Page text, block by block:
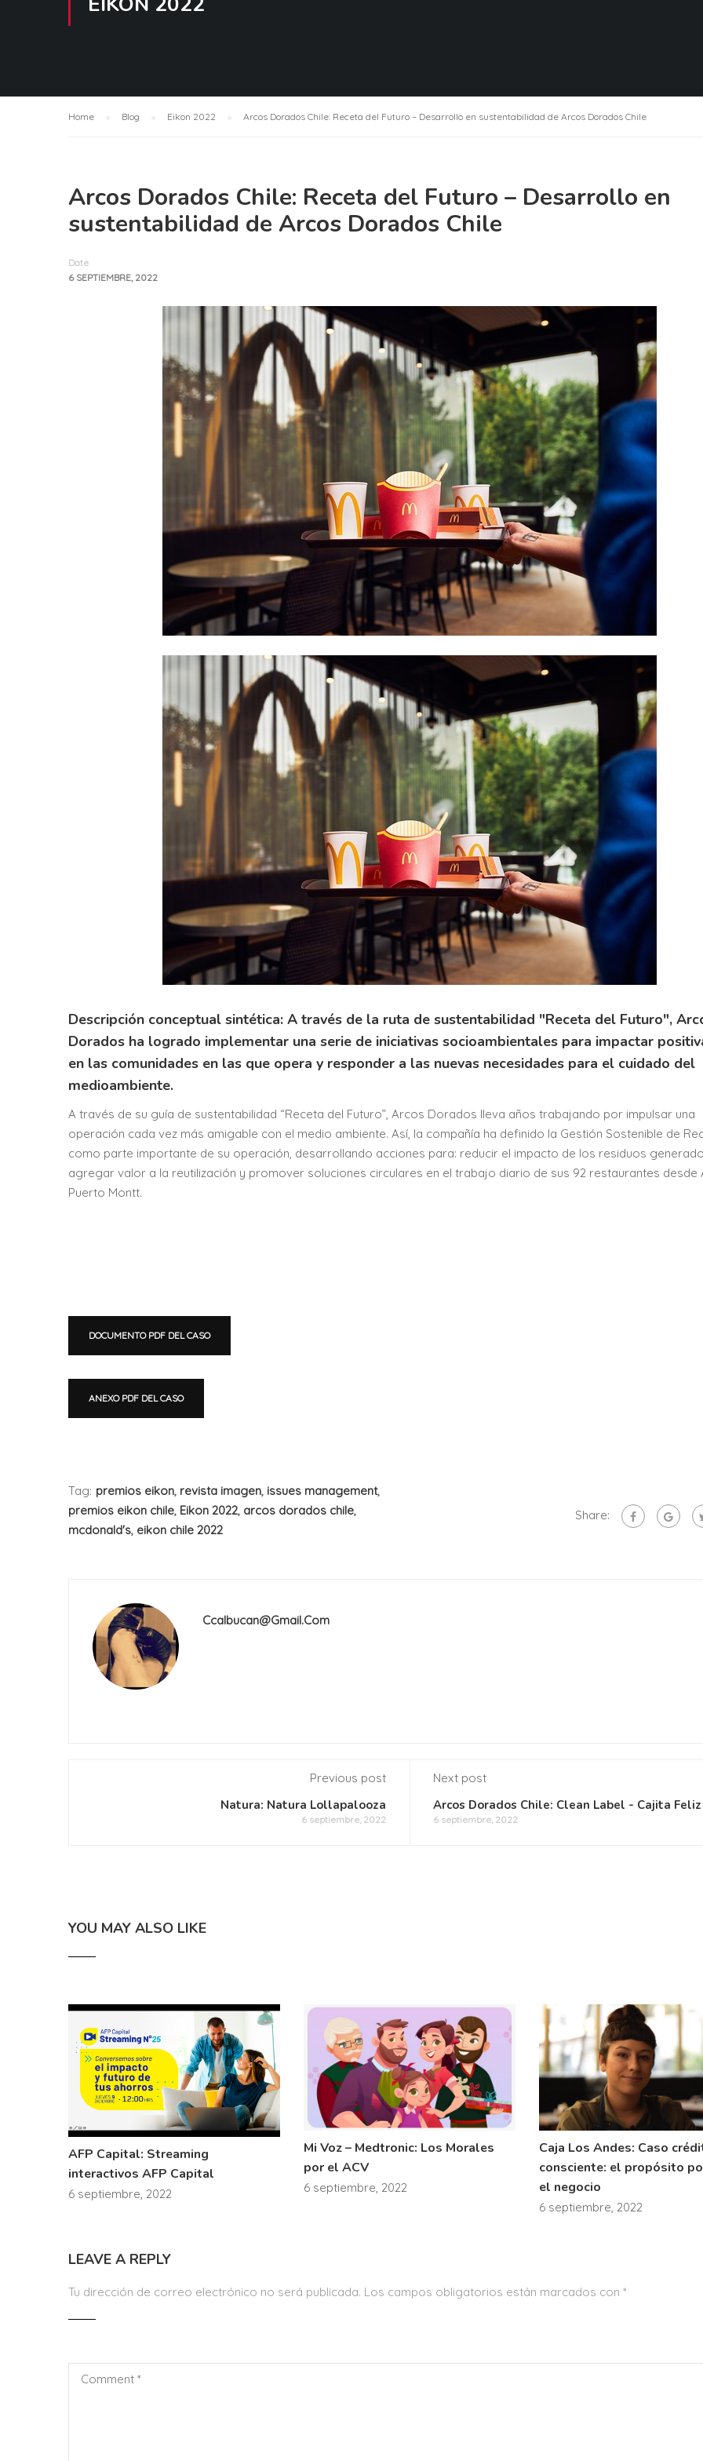
Home Blog Eikon 2022 Arcos Dorados Chile: Receta del Futuro – Desarrollo en sustentabilidad de Arcos Dorados Chile
Arcos Dorados Chile: Receta del Futuro – Desarrollo en
sustentabilidad de Arcos Dorados Chile
Date
6 SEPTIEMBRE, 2022
Descripción conceptual sintética: A través de la ruta de sustentabilidad "Receta del Futuro",
Dorados ha logrado implementar una serie de iniciativas socioambientales para impactar
en las comunidades en las que opera y responder a las nuevas necesidades para el cuidado del
medioambiente.
A través de su guía de sustentabilidad “Receta del Futuro”, Arcos Dorados lleva años trabajando por impulsar una
operación cada vez más amigable con el medio ambiente. Así, la compañía ha definido la Gestión Sostenible de
como parte importante de su operación, desarrollando acciones para: reducir el impacto de los residuos
agregar valor a la reutilización y promover soluciones circulares en el trabajo diario de sus 92 restaurantes desde
Puerto Montt.
DOCUMENTO PDF DEL CASO
ANEXO PDF DEL CASO
Tag: premios eikon, revista imagen, issues management,
premios eikon chile, Eikon 2022, arcos dorados chile,
mcdonald's, eikon chile 2022
Share:
Ccalbucan@gmail.com
Previous post
Natura: Natura Lollapalooza
6 septiembre, 2022
Next post
Arcos Dorados Chile: Clean Label - Cajita Feliz
6 septiembre, 2022
YOU MAY ALSO LIKE
AFP Capital: Streaming
interactivos AFP Capital
6 septiembre, 2022
Mi Voz – Medtronic: Los Morales
por el ACV
6 septiembre, 2022
Caja Los Andes: Caso
consciente: el propósito
el negocio
6 septiembre, 2022
LEAVE A REPLY
Tu dirección de correo electrónico no será publicada. Los campos obligatorios están marcados con *